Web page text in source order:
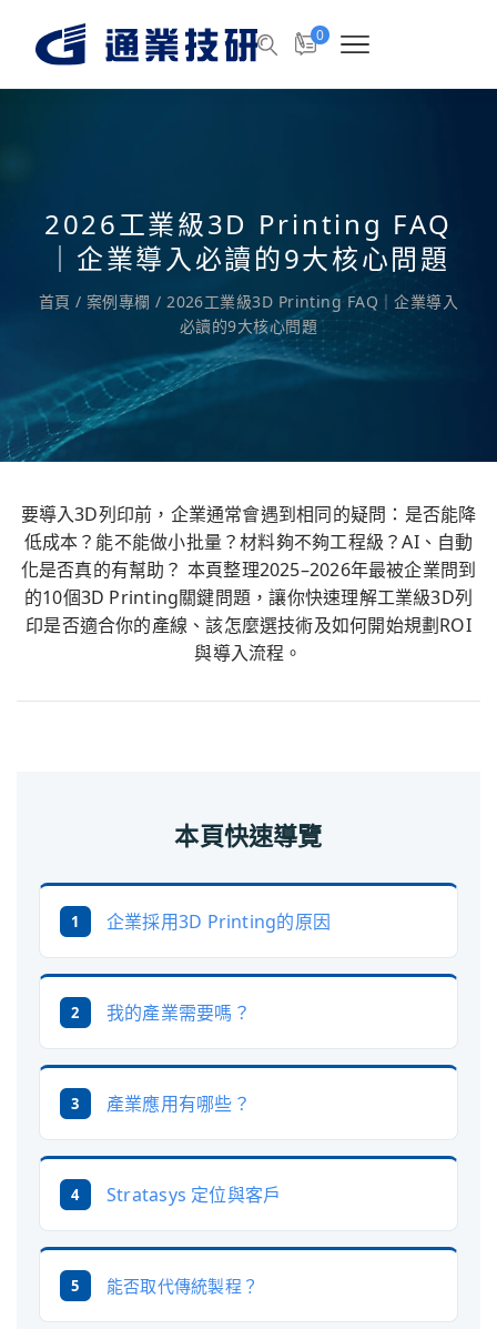
0
2026工業級3D Printing FAQ
｜企業導入必讀的9大核心問題
首頁/ 案例專欄/ 2026工業級3D Printing FAQ｜企業導入
必讀的9大核心問題
要導入3D列印前，企業通常會遇到相同的疑問：是否能降
低成本？能不能做小批量？材料夠不夠工程級？AI、自動
化是否真的有幫助？ 本頁整理2025–2026年最被企業問到
的10個3D Printing關鍵問題，讓你快速理解工業級3D列
印是否適合你的產線、該怎麼選技術及如何開始規劃ROI
與導入流程。
本頁快速導覽
1 企業採用3D Printing的原因
2 我的產業需要嗎？
3 產業應用有哪些？
4 Stratasys 定位與客戶
5 能否取代傳統製程？